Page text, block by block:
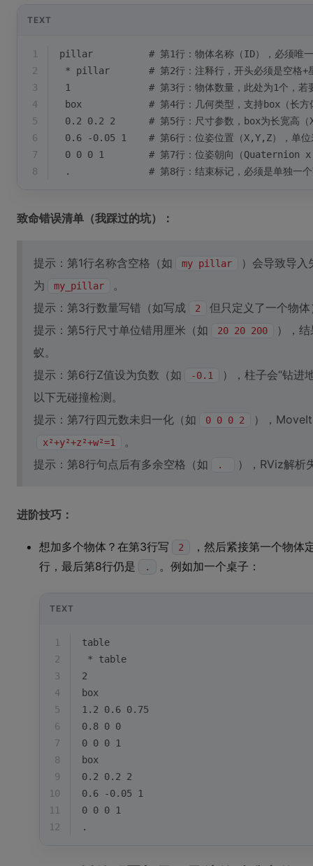
TEXT
1
pillar          # 第1行：物体名称（ID），必须唯一，
2
* pillar       # 第2行：注释行，开头必须是空格+星
3
1              # 第3行：物体数量，此处为1个，若要
4
box            # 第4行：几何类型，支持box（长方体
5
0.2 0.2 2      # 第5行：尺寸参数，box为长宽高（
6
0.6 -0.05 1    # 第6行：位姿位置（X,Y,Z），单位
7
0 0 0 1        # 第7行：位姿朝向（Quaternion
8
.              # 第8行：结束标记，必须是单独一个英
致命错误清单（我踩过的坑）：
提示：第1行名称含空格（如 my pillar
）会导致导入
为
my_pillar
。
提示：第3行数量写错（如写成
2
但只定义了一个物
提示：第5行尺寸单位错用厘米（如
20 20 200
），
蚁。
提示：第6行Z值设为负数（如
-0.1
），柱子会“钻进
以下无碰撞检测。
提示：第7行四元数未归一化（如
0 0 0 2 ），
x²+y²+z²+w²=1
。
提示：第8行句点后有多余空格（如
. ），RViz解析
进阶技巧：
想加多个物体？在第3行写 2
，然后紧接第一个物
行，最后第8行仍是
. 。例如加一个桌子：
TEXT
1
table
2
* table
3
2
4
box
5
1.2 0.6 0.75
6
0.8 0 0
7
0 0 0 1
8
box
9
0.2 0.2 2
10
0.6 -0.05 1
11
0 0 0 1
12
.